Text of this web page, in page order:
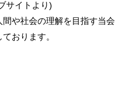
サイトより)
や社会の理解を目指す当会
おります。